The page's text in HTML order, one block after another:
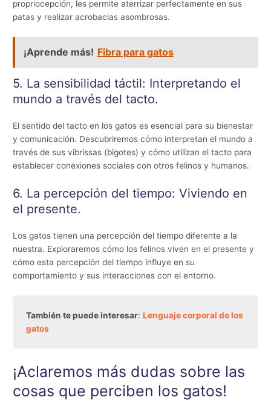
propriocepción, les permite aterrizar perfectamente en sus
patas y realizar acrobacias asombrosas.
¡Aprende más! Fibra para gatos
5. La sensibilidad táctil: Interpretando el
mundo a través del tacto.
El sentido del tacto en los gatos es esencial para su bienestar
y comunicación. Descubriremos cómo interpretan el mundo a
través de sus vibrissas (bigotes) y cómo utilizan el tacto para
establecer conexiones sociales con otros felinos y humanos.
6. La percepción del tiempo: Viviendo en
el presente.
Los gatos tienen una percepción del tiempo diferente a la
nuestra. Exploraremos cómo los felinos viven en el presente y
cómo esta percepción del tiempo influye en su
comportamiento y sus interacciones con el entorno.
También te puede interesar: Lenguaje corporal de los
gatos
¡Aclaremos más dudas sobre las
cosas que perciben los gatos!